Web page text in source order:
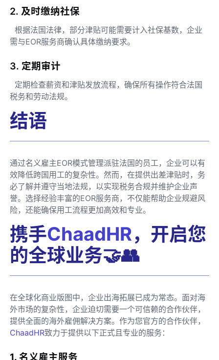
2. 及时缴纳社保
根据法国法律，部分津贴可能需要计入社保基数，企业
需与EOR服务商确认具体缴纳要求。
3. 定期审计
定期检查薪资和津贴发放流程，确保所有操作符合法国
税务和劳动法规。
结语
通过名义雇主EOR模式管理派驻法国的员工，企业可以有
效降低跨国用工的复杂性。然而，在提供出差津贴时，务
必了解并遵守当地法规，以实现税务合规并维护企业声
誉。选择经验丰富的EOR服务商，不仅能帮助企业规避风
险，还能确保用工流程更加高效和专业。
携手ChaadHR，开启您
的全球业务🤝👥
在全球化商业版图中，企业出海拓展已成为常态。面对海
外市场的复杂性，企业迫切需要一个可信赖的合作伙伴，
提供全面的海外雇佣解决方案。作为您官方的合作伙伴，
ChaadHR致力于提供以下正式且专业的服务：
1. 名义雇主服务